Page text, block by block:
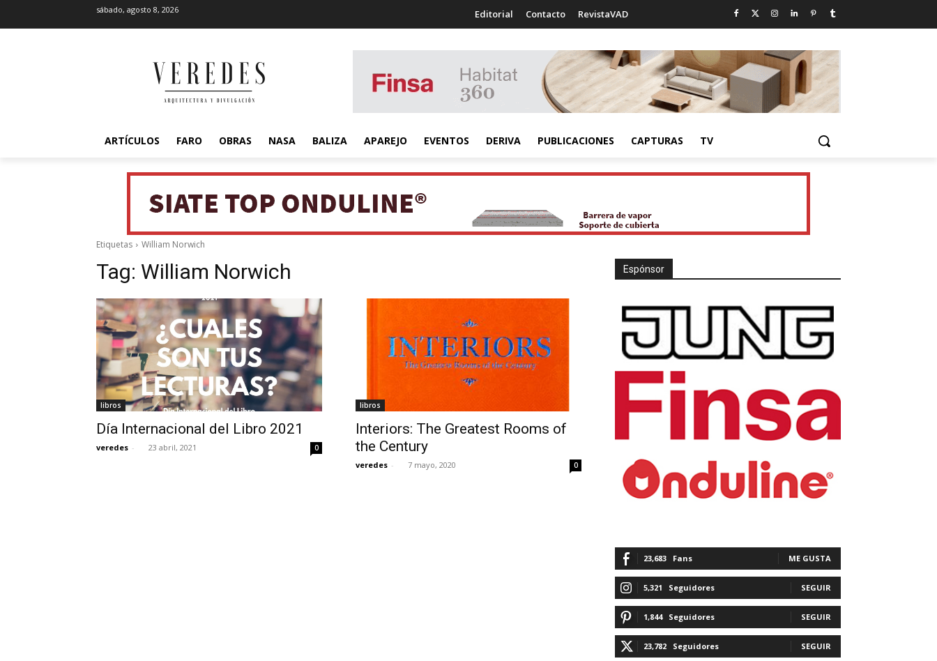
sábado, agosto 8, 2026 Editorial Contacto RevistaVAD
ARTÍCULOS FARO OBRAS NASA BALIZA APAREJO EVENTOS DERIVA PUBLICACIONES CAPTURAS TV
Etiquetas William Norwich
Tag: William Norwich
libros
Día Internacional del Libro 2021
veredes - 23 abril, 2021 0
libros
Interiors: The Greatest Rooms of
the Century
veredes - 7 mayo, 2020 0
Espónsor
23,683 Fans ME GUSTA
5,321 Seguidores SEGUIR
1,844 Seguidores SEGUIR
23,782 Seguidores SEGUIR